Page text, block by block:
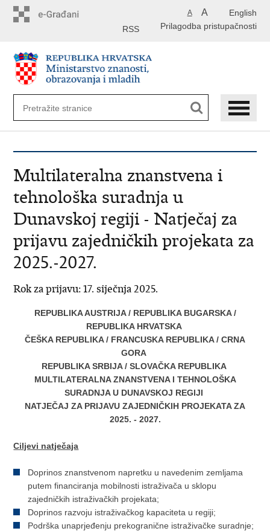
English
A A
Prilagodba pristupačnosti
RSS
Multilateralna znanstvena i
tehnološka suradnja u
Dunavskoj regiji - Natječaj za
prijavu zajedničkih projekata za
2025.-2027.
Rok za prijavu: 17. siječnja 2025.
REPUBLIKA AUSTRIJA / REPUBLIKA BUGARSKA /
REPUBLIKA HRVATSKA
ČEŠKA REPUBLIKA / FRANCUSKA REPUBLIKA / CRNA
GORA
REPUBLIKA SRBIJA / SLOVAČKA REPUBLIKA
MULTILATERALNA ZNANSTVENA I TEHNOLOŠKA
SURADNJA U DUNAVSKOJ REGIJI
NATJEČAJ ZA PRIJAVU ZAJEDNIČKIH PROJEKATA ZA
2025. - 2027.
Ciljevi natječaja
Doprinos znanstvenom napretku u navedenim zemljama
putem financiranja mobilnosti istraživača u sklopu
zajedničkih istraživačkih projekata;
Doprinos razvoju istraživačkog kapaciteta u regiji;
Podrška unaprjeđenju prekogranične istraživačke suradnje;